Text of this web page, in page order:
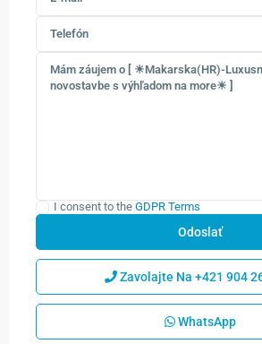
I consent to the GDPR Terms
Zavolajte Na +421 904
WhatsApp